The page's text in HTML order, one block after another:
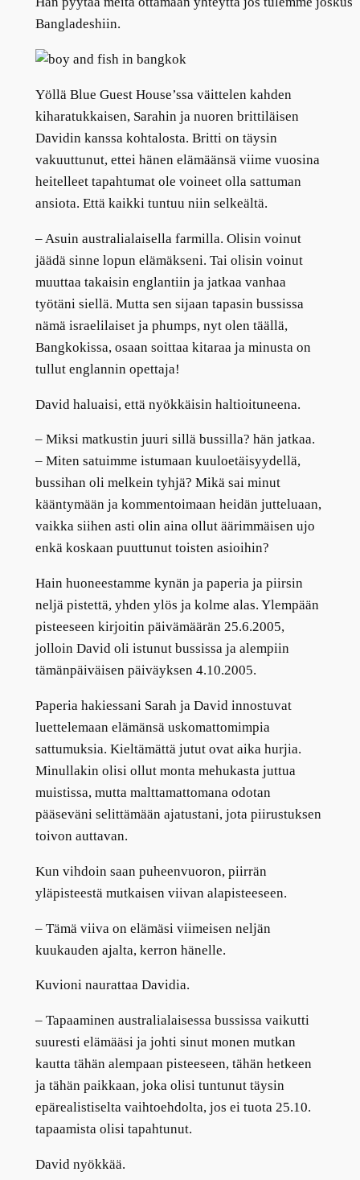
Bangladeshiin.
Yöllä Blue Guest House’ssa väittelen kahden
kiharatukkaisen, Sarahin ja nuoren brittiläisen
Davidin kanssa kohtalosta. Britti on täysin
vakuuttunut, ettei hänen elämäänsä viime vuosina
heitelleet tapahtumat ole voineet olla sattuman
ansiota. Että kaikki tuntuu niin selkeältä.
–Asuin australialaisella farmilla. Olisin voinut
jäädä sinne lopun elämäkseni. Tai olisin voinut
muuttaa takaisin englantiin ja jatkaa vanhaa
työtäni siellä. Mutta sen sijaan tapasin bussissa
nämä israelilaiset ja phumps, nyt olen täällä,
Bangkokissa, osaan soittaa kitaraa ja minusta on
tullut englannin opettaja!
David haluaisi, että nyökkäisin haltioituneena.
–Miksi matkustin juuri sillä bussilla? hän jatkaa.
–Miten satuimme istumaan kuuloetäisyydellä,
bussihan oli melkein tyhjä? Mikä sai minut
kääntymään ja kommentoimaan heidän jutteluaan,
vaikka siihen asti olin aina ollut äärimmäisen ujo
enkä koskaan puuttunut toisten asioihin?
Hain huoneestamme kynän ja paperia ja piirsin
neljä pistettä, yhden ylös ja kolme alas. Ylempään
pisteeseen kirjoitin päivämäärän 25.6.2005,
jolloin David oli istunut bussissa ja alempiin
tämänpäiväisen päiväyksen 4.10.2005.
Paperia hakiessani Sarah ja David innostuvat
luettelemaan elämänsä uskomattomimpia
sattumuksia. Kieltämättä jutut ovat aika hurjia.
Minullakin olisi ollut monta mehukasta juttua
muistissa, mutta malttamattomana odotan
pääseväni selittämään ajatustani, jota piirustuksen
toivon auttavan.
Kun vihdoin saan puheenvuoron, piirrän
yläpisteestä mutkaisen viivan alapisteeseen.
–Tämä viiva on elämäsi viimeisen neljän
kuukauden ajalta, kerron hänelle.
Kuvioni naurattaa Davidia.
–Tapaaminen australialaisessa bussissa vaikutti
suuresti elämääsi ja johti sinut monen mutkan
kautta tähän alempaan pisteeseen, tähän hetkeen
ja tähän paikkaan, joka olisi tuntunut täysin
epärealistiselta vaihtoehdolta, jos ei tuota 25.10.
tapaamista olisi tapahtunut.
David nyökkää.